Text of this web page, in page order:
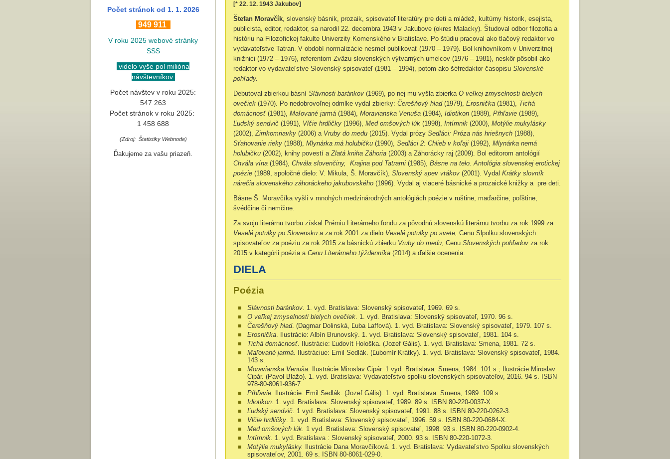
[* 22. 12. 1943 Jakubov]
Štefan Moravčík, slovenský básnik, prozaik, spisovateľ literatúry pre deti a mládež, kultúrny historik, esejista,
publicista, editor, redaktor, sa narodil 22. decembra 1943 v Jakubove (okres Malacky). Študoval odbor filozofia a
históriu na Filozofickej fakulte Univerzity Komenského v Bratislave. Po štúdiu pracoval ako tlačový redaktor vo
vydavateľstve Tatran. V období normalizácie nesmel publikovať (1970 – 1979). Bol knihovníkom v Univerzitnej
knižnici (1972 – 1976), referentom Zväzu slovenských výtvarných umelcov (1976 – 1981), neskôr pôsobil ako
redaktor vo vydavateľstve Slovenský spisovateľ (1981 – 1994), potom ako šéfredaktor časopisu Slovenské
pohľady.
Debutoval zbierkou básní Slávnosti baránkov (1969), po nej mu vyšla zbierkaO veľkej zmyselnosti bielych
ovečiek (1970). Po nedobrovoľnej odmlke vydal zbierky: Čerešňový hlad(1979), Erosnička (1981), Tichá
domácnosť(1981), Maľované jarmá (1984), Moravianska Venuša (1984), Idiotikon (1989), Pŕhľavie (1989),
Ľudský sendvič (1991), Vlčie hrdličky (1996), Med omšových lúk (1998), Intímnik (2000), Motýlie mukylásky
(2002),Zimkomriavky (2006) a Vruby do medu (2015). Vydal prózy Sedláci: Próza nás hriešnych (1988),
Sťahovanie rieky (1988), Mlynárka má holubičku (1990), Sedláci 2: Chlieb v koľaji (1992), Mlynárka nemá
holubičku (2002), knihy povestí aZlatá kniha Záhoria (2003) a Záhorácky raj (2009). Bol editorom antológií
Chvála vína (1984), Chvála slovenčiny, Krajina pod Tatrami (1985), Básne na telo. Antológia slovenskej erotickej
poézie (1989, spoločné dielo: V. Mikula, Š. Moravčík), Slovenský spev vtákov (2001). Vydal Krátky slovník
nárečia slovenského záhoráckeho jakubovského (1996). Vydal aj viaceré básnické a prozaické knižky a pre deti.
Básne Š. Moravčíka vyšli v mnohých medzinárodných antológiách poézie v ruštine, maďarčine, poľštine,
švédčine či nemčine.
Za svoju literárnu tvorbu získal Prémiu Literárneho fondu za pôvodnú slovenskú literárnu tvorbu za rok 1999 za
Veselé potulky po Slovensku a za rok 2001 za dielo Veselé potulky po svete, Cenu Slpolku slovenských
spisovateľov za poéziu za rok 2015 za básnickú zbierku Vruby do medu, Cenu Slovenských pohľadov za rok
2015 v kategórii poézia a Cenu Literárneho týždenníka (2014) a ďalšie ocenenia.
DIELA
Poézia
Slávnosti baránkov. 1. vyd. Bratislava: Slovenský spisovateľ, 1969. 69 s.
O veľkej zmyselnosti bielych ovečiek. 1. vyd. Bratislava: Slovenský spisovateľ, 1970. 96 s.
Čerešňový hlad. (Dagmar Dolinská, Ľuba Laffová). 1. vyd. Bratislava: Slovenský spisovateľ, 1979. 107 s.
Erosnička. Ilustrácie: Albín Brunovský. 1. vyd. Bratislava: Slovenský spisovateľ, 1981. 104 s.
Tichá domácnosť. Ilustrácie: Ľudovít Hološka. (Jozef Gális). 1. vyd. Bratislava: Smena, 1981. 72 s.
Maľované jarmá. Ilustráciue: Emil Sedlák. (Ľubomír Krátky). 1. vyd. Bratislava: Slovenský spisovateľ, 1984.
143 s.
Moravianska Venuša.
Ilustrácie Miroslav Cipár. 1 vyd. Bratislava: Smena, 1984. 101 s.; Ilustrácie Miroslav
Cipár. (Pavol Blažo). 1. vyd. Bratislava: Vydavateľstvo spolku slovenských spisovateľov, 2016. 94 s. ISBN
978-80-8061-936-7.
Pŕhľavie.
Ilustrácie: Emil Sedlák. (Jozef Gális). 1. vyd. Bratislava: Smena, 1989. 109 s.
Idiotikon. 1. vyd. Bratislava: Slovenský spisovateľ, 1989. 89 s. ISBN 80-220-0037-X.
Ľudský sendvič. 1 vyd. Bratislava: Slovenský spisovateľ, 1991. 88 s. ISBN 80-220-0262-3.
Vlčie hrdličky. 1. vyd. Bratislava: Slovenský spisovateľ, 1996. 59 s. ISBN 80-220-0684-X.
Med omšových lúk. 1 vyd. Bratislava: Slovenský spisovateľ, 1998. 93 s. ISBN 80-220-0902-4.
Intímnik. 1. vyd. Bratislava : Slovenský spisovateľ, 2000. 93 s. ISBN 80-220-1072-3.
Motýlie mukylásky.
Ilustrácie Dana Moravčíková. 1. vyd. Bratislava: Vydavateľstvo Spolku slovenských
spisovateľov, 2001. 69 s. ISBN 80-8061-029-0.
Počet stránok od 1. 1. 2026
949 911
V roku 2025 webové stránky
SSS
videlo vyše pol milióna
návštevníkov
Počet návštev v roku 2025:
547 263
Počet stránok v roku 2025:
1 458 688
(Zdroj: Štatistiky Webnode)
Ďakujeme za vašu priazeň.